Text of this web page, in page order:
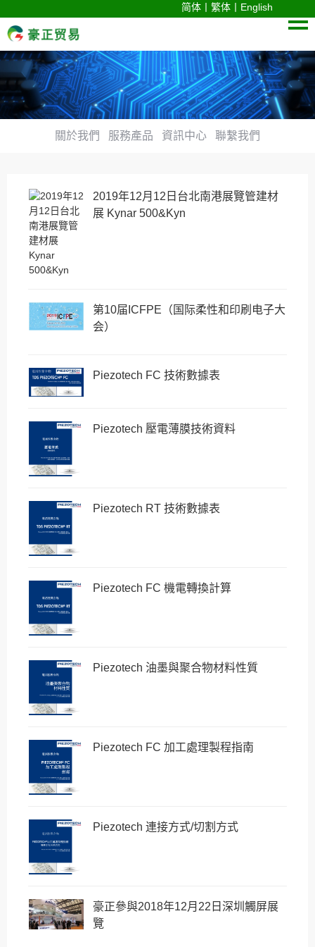
简体 繁体 English
關於我們 服務產品 資訊中心 聯繫我們
2019年12月12日台北南港展覽管建材
展 Kynar 500&Kyn
第10届ICFPE（国际柔性和印刷电子大
会）
Piezotech FC 技術數據表
Piezotech 壓電薄膜技術資料
Piezotech RT 技術數據表
Piezotech FC 機電轉換計算
Piezotech 油墨與聚合物材料性質
Piezotech FC 加工處理製程指南
Piezotech 連接方式/切割方式
豪正參與2018年12月22日深圳觸屏展
覽